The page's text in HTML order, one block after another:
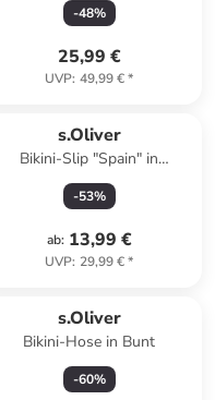
-48%
25,99 €
UVP: 49,99 €*
s.Oliver
Bikini-Slip "Spain" in
Dunkelblau
-53%
ab: 13,99 €
UVP: 29,99 €*
s.Oliver
Bikini-Hose in Bunt
-60%